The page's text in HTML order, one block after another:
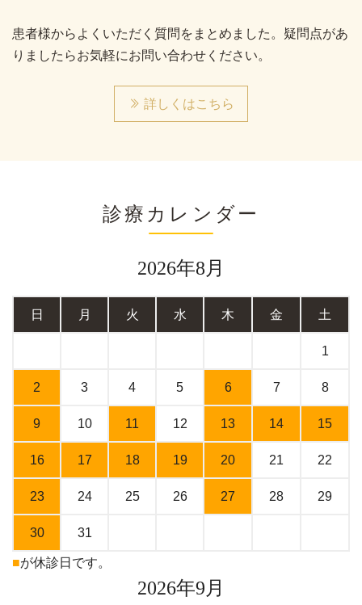
患者様からよくいただく質問をまとめました。 疑問点があ
りましたらお気軽にお問い合わせください。
詳しくはこちら
診療カレンダー
2026年8月
日 月 火 水 木 金 土
1
2 3 4 5 6 7 8
9 10 11 12 13 14 15
16 17 18 19 20 21 22
23 24 25 26 27 28 29
30 31
■が休診日です。
2026年9月